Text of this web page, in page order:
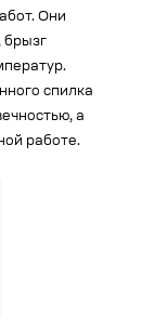
Они
брызг
спилка
а
работе.